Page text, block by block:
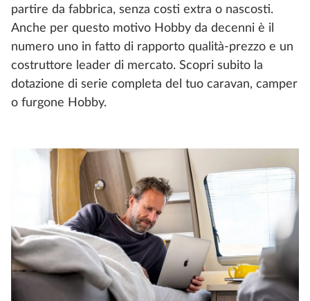
partire da fabbrica, senza costi extra o nascosti.
Anche per questo motivo Hobby da decenni è il
numero uno in fatto di rapporto qualità-prezzo e un
costruttore leader di mercato. Scopri subito la
dotazione di serie completa del tuo caravan, camper
o furgone Hobby.